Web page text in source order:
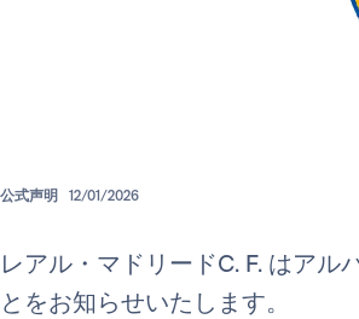
公式声明 12/01/2026
レアル・マドリードC. F. はア
とをお知らせいたします。